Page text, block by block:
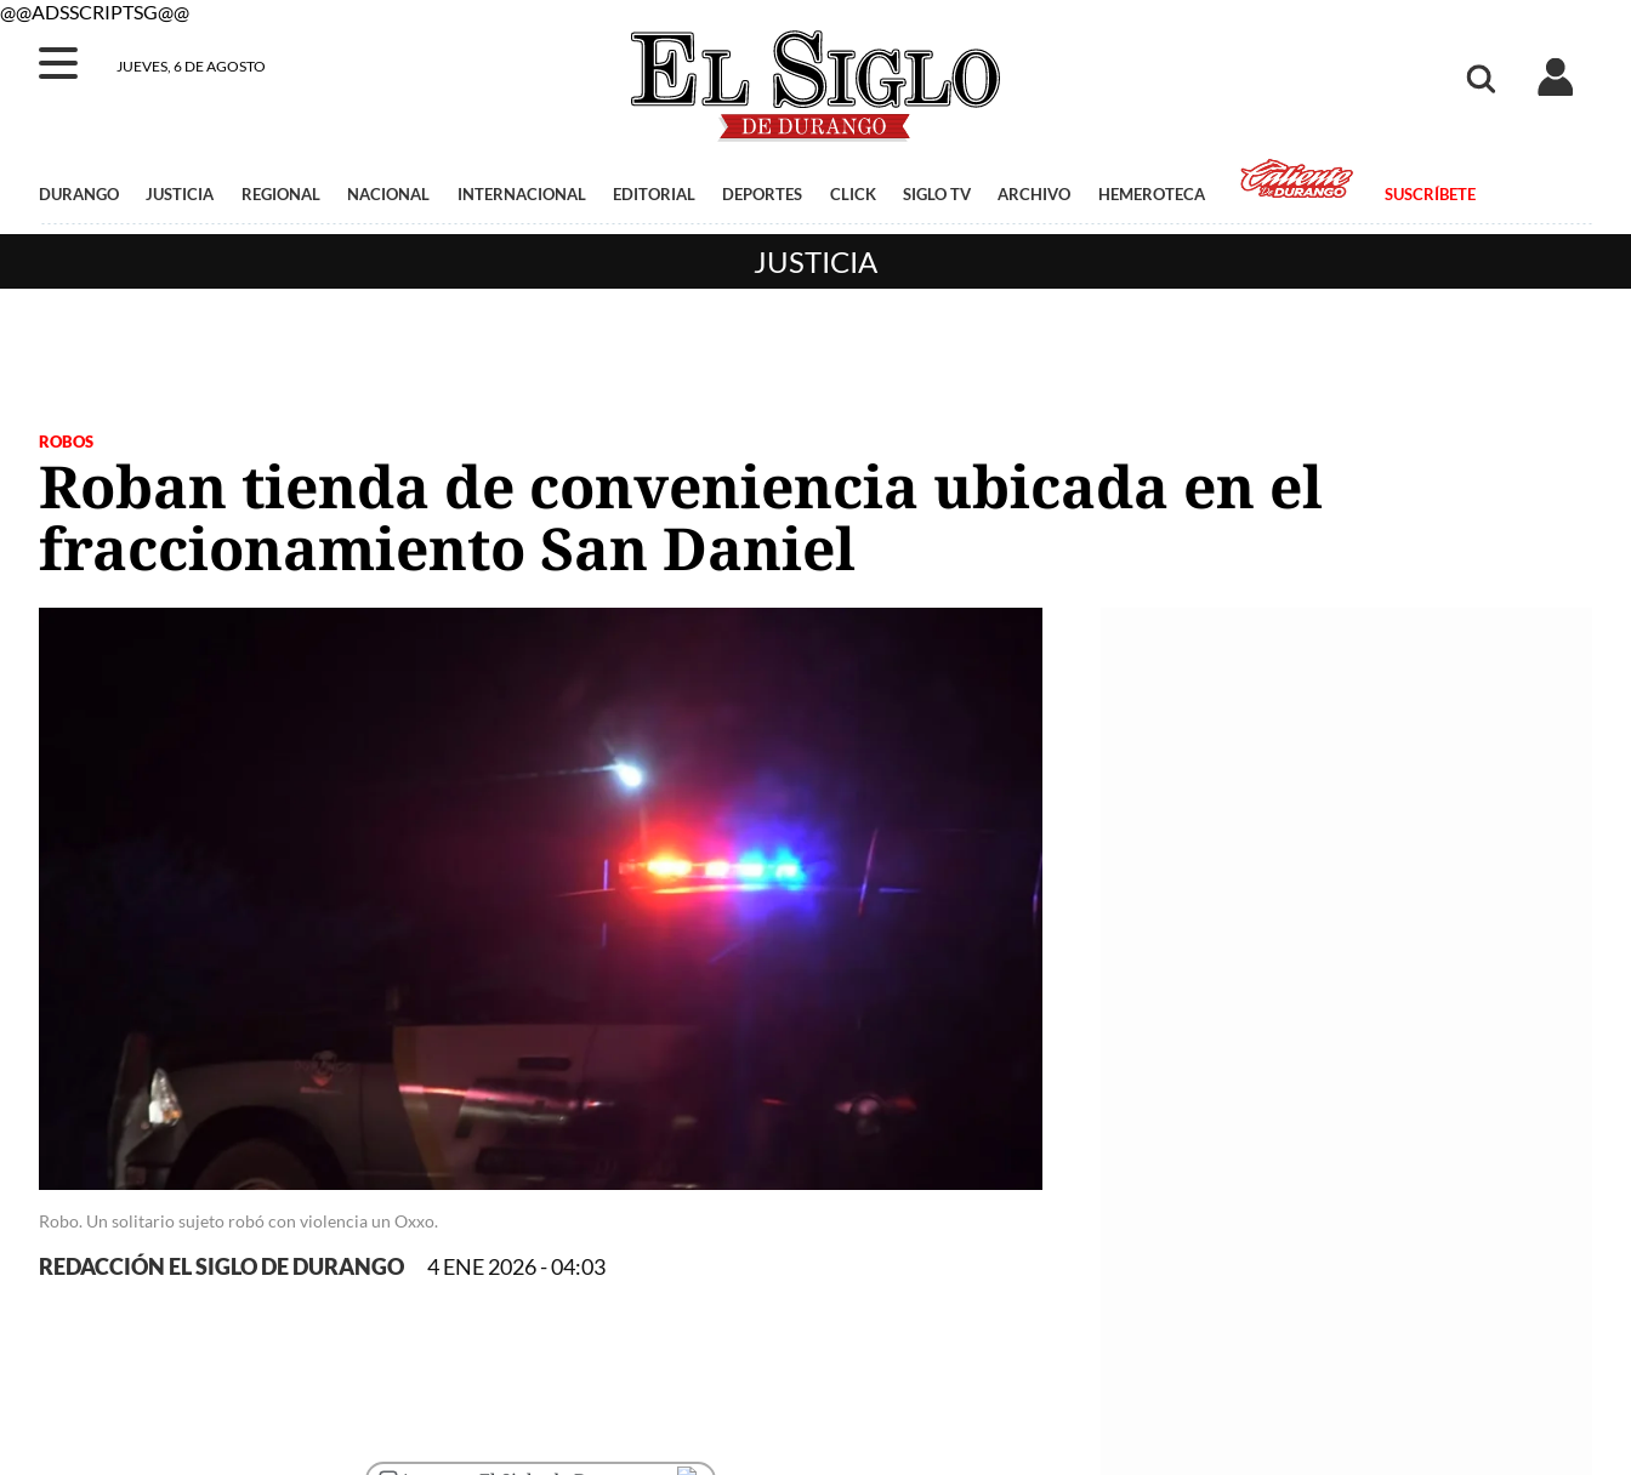
@@ADSSCRIPTSG@@
JUEVES, 6 DE AGOSTO
DURANGO JUSTICIA REGIONAL NACIONAL INTERNACIONAL EDITORIAL DEPORTES CLICK SIGLO TV ARCHIVO HEMEROTECA SUSCRÍBETE
JUSTICIA
ROBOS
Roban tienda de conveniencia ubicada en el
fraccionamiento San Daniel
Robo. Un solitario sujeto robó con violencia un Oxxo.
REDACCIÓN EL SIGLO DE DURANGO 4 ENE 2026 - 04:03